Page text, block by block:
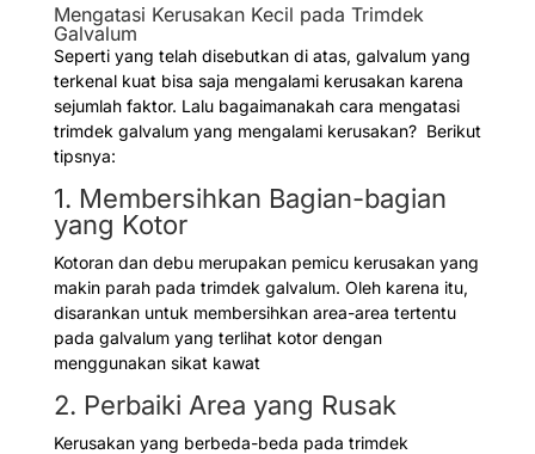
Mengatasi Kerusakan Kecil pada Trimdek
Galvalum
Seperti yang telah disebutkan di atas, galvalum yang
terkenal kuat bisa saja mengalami kerusakan karena
sejumlah faktor. Lalu bagaimanakah cara mengatasi
trimdek galvalum yang mengalami kerusakan? Berikut
tipsnya:
1. Membersihkan Bagian-bagian
yang Kotor
Kotoran dan debu merupakan pemicu kerusakan yang
makin parah pada trimdek galvalum. Oleh karena itu,
disarankan untuk membersihkan area-area tertentu
pada galvalum yang terlihat kotor dengan
menggunakan sikat kawat
2. Perbaiki Area yang Rusak
Kerusakan yang berbeda-beda pada trimdek